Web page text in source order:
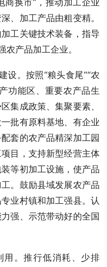
商换市”，推动加工企业
、加工产品由粗变精。
工关键技术装备，指导
产品加工企业。
设。按照“粮头食尾”“农
功能区、重要农产品生
集成政策、集聚要素、
批有原料基地、有企业
套的农产品精深加工园
目，支持新型经营主体
等初加工设施，使产品
。鼓励县域发展农产品
业村镇和加工强县。认
强、示范带动好的全国
用。推行低消耗、少排